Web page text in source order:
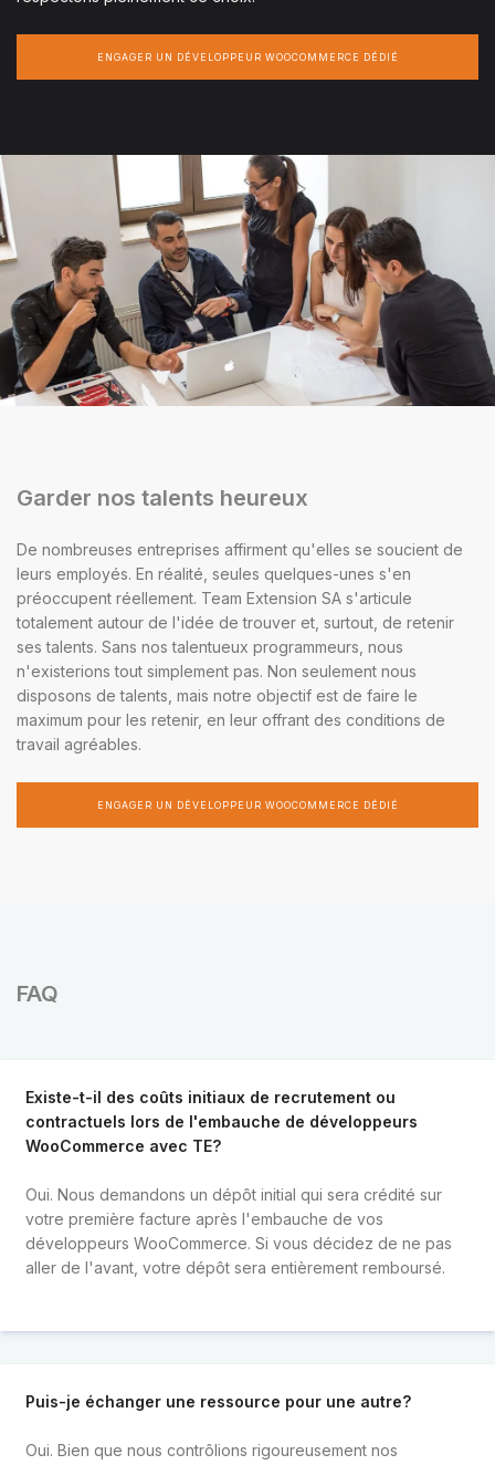
ENGAGER UN DÉVELOPPEUR WOOCOMMERCE DÉDIÉ
Garder nos talents heureux
De nombreuses entreprises affirment qu'elles se soucient de
leurs employés. En réalité, seules quelques-unes s'en
préoccupent réellement. Team Extension SA s'articule
totalement autour de l'idée de trouver et, surtout, de retenir
ses talents. Sans nos talentueux programmeurs, nous
n'existerions tout simplement pas. Non seulement nous
disposons de talents, mais notre objectif est de faire le
maximum pour les retenir, en leur offrant des conditions de
travail agréables.
ENGAGER UN DÉVELOPPEUR WOOCOMMERCE DÉDIÉ
FAQ
Existe-t-il des coûts initiaux de recrutement ou
contractuels lors de l'embauche de développeurs
WooCommerce avec TE?
Oui. Nous demandons un dépôt initial qui sera crédité sur
votre première facture après l'embauche de vos
développeurs WooCommerce. Si vous décidez de ne pas
aller de l'avant, votre dépôt sera entièrement remboursé.
Puis-je échanger une ressource pour une autre?
Oui. Bien que nous contrôlions rigoureusement nos